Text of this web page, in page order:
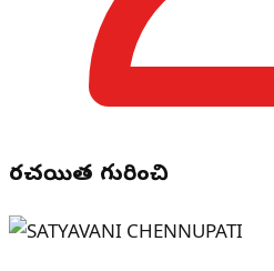
రచయిత గురించి